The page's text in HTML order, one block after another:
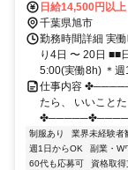
日給14,500円以上
千葉県旭市
勤務時間詳細 実
り4日 〜 20日 ■■
5:00(実働8h) ＊週
仕事内容
たら、 いいことた
制服あり 業界未経験者
週1日からOK
副業・W
60代も応募可
資格取得